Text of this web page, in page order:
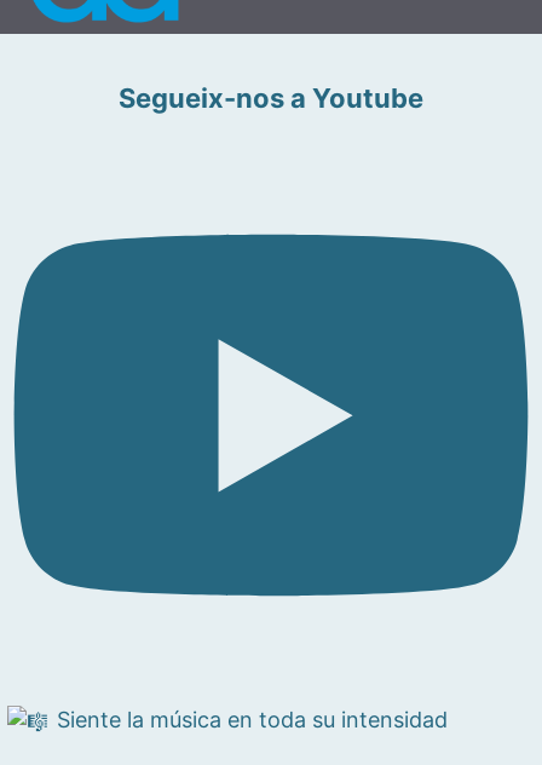
Segueix-nos a Youtube
Siente la música en toda su intensidad